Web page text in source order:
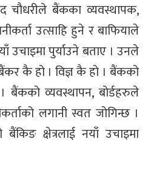
चौधरीले बैंकका व्यवस्थापक,
उत्साहि हुने र बाफियाले
उचाइमा पुर्याउने बताए । उनले
कै हो । विज्ञ कै हो । बैंकको
बैंकको व्यवस्थापन, बोर्डहरुले
लगानी स्वत जोगिन्छ ।
क्षेत्रलाई नयाँ उचाइमा